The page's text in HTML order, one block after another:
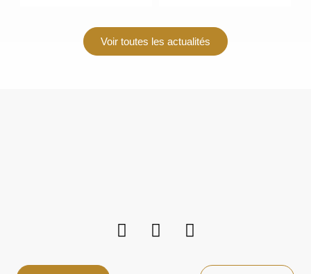
Voir toutes les actualités